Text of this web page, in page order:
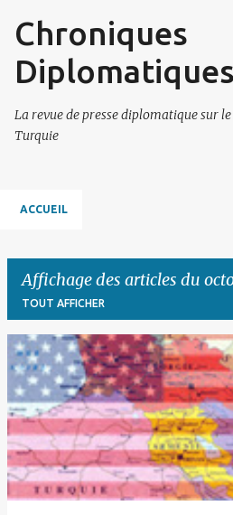
Accéder au
Chroniques
Diplomatiques
La revue de presse diplomatique sur le
Turquie
ACCUEIL
Affichage des articles du
TOUT AFFICHER
A
t
c